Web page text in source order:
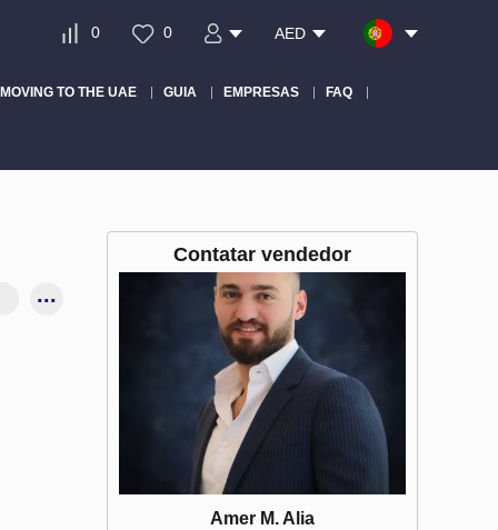
0 0 AED
MOVING TO THE UAE GUIA EMPRESAS FAQ
Contatar vendedor
Amer M. Alia